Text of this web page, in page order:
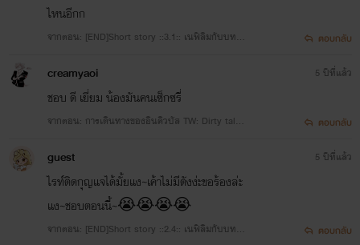
ไหนอีกก
จากตอน: [END]Short story ::3.1:: เนฟิลิมกับบทบา
ตอบกลับ
creamyaoi
ชอบ ดี เยี่ยม น้องมันคนเซ็กซรี่
จากตอน: การเดินทางของอินคิวบัส TW: Dirty talk/
5 ปีที่แล้ว
ตอบกลับ
guest
ไรท์ติดกุญแจได้มั้ยแง~เค้าไม่มีตังง่ะขอร้องล่ะ
แง~ชอบตอนนี้~😭😭😭😭
จากตอน: [END]Short story ::2.4:: เนฟิลิมกับบทบา
5 ปีที่แล้ว
ตอบกลับ